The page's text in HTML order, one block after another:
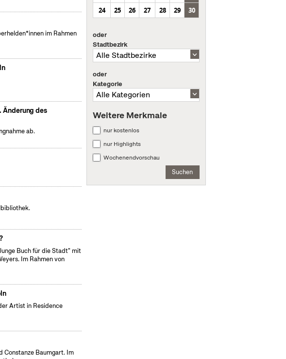
im Rahmen
Änderung des
ab.
Buch für die Stadt" mit
Im Rahmen von
Artist in Residence
Constanze Baumgart. Im
24
25 26 27 28 29 30
oder
Stadtbezirk
oder
Kategorie
Weitere Merkmale
nur kostenlos
nur Highlights
Wochenendvorschau
Suchen